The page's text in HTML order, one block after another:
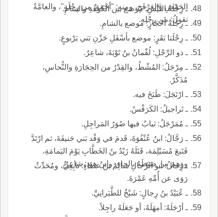
الحَمْضِ والعَرْفَجِ، ومنه: ''أحْمَقُ من رِجْلَةٍ''، والعامَّةُ
تقولُ: من رِجْلِهِ.
ـ رِجْلَةُ التَّيْسِ: موضع بين الكوفَةِ والشامِ.
ـ رِجْلَةُ أَحْجَارٍ: موضع بالشامِ.
ـ رِجْلَتا بَقَرٍ: موضع بأسْفَلِ حَزْنِ بَني يَرْبوعٍ.
ـ ذو الرِّجْلِ: لُقْمانُ بنُ تَوْبَةَ، شاعِرٌ.
ـ مِرْجَلُ: المُشْطُ، والقِدْرُ من الحِجَارَةِ والنُّحاسِ،
مُذَكَّرٌ.
ـ ارْتَجَلَ: طَبَخَ فيه.
ـ تَراجيلُ: الكَرَفْسُ.
ـ مُمَرْجَلُ: ثيابٌ فيها صُوَرُ المَراجِلِ.
ـ رَجَّالُ: ابنُ عُنْفُوَةَ، قَدمَ في وَفْد بَني حَنيفَةَ، ثم ارْتَدَّ
فَتَبعَ مُسَيْلِمَة، قَتَلَهُ زَيْدُ بنُ الخَطَّابِ يَوْمَ اليَمامَةِ،
ووَهِمَ من ضَبَطَهُ بالحاءِ، وابنُ هِندٍ: شاعِرٌ.
ـ رِجالُ: أبو الرِّجالِ سالِمُ بنُ عطاءٍ: تابِعِيٌّ، ومُحَدِّثٌ
رَوَى عن أُمِّهِ عَمْرَةَ.
ـ عُبَيْدُ بنُ رِجالٍ: شَيْخٌ للطَّبَرانِيِّ.
ـ أرْجَلَهُ: أمهَلَهُ، أو جَعَلَهُ راجِلاً.